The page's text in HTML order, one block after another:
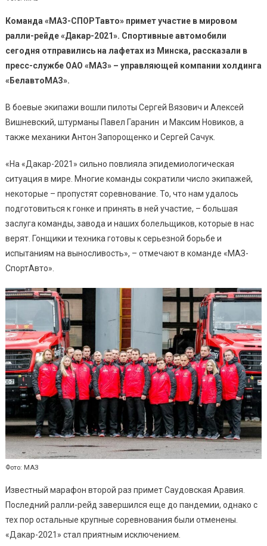
Команда «МАЗ-СПОРТавто» примет участие в мировом
ралли-рейде «Дакар-2021». Спортивные автомобили
сегодня отправились на лафетах из Минска, рассказали в
пресс-службе ОАО «МАЗ» – управляющей компании холдинга
«БелавтоМАЗ».
В боевые экипажи вошли пилоты Сергей Вязович и Алексей
Вишневский, штурманы Павел Гаранин и Максим Новиков, а
также механики Антон Запорощенко и Сергей Сачук.
«На «Дакар-2021» сильно повлияла эпидемиологическая
ситуация в мире. Многие команды сократили число экипажей,
некоторые – пропустят соревнование. То, что нам удалось
подготовиться к гонке и принять в ней участие, – большая
заслуга команды, завода и наших болельщиков, которые в нас
верят. Гонщики и техника готовы к серьезной борьбе и
испытаниям на выносливость», – отмечают в команде «МАЗ-
СпортАвто».
Фото: МАЗ
Известный марафон второй раз примет Саудовская Аравия.
Последний ралли-рейд завершился еще до пандемии, однако с
тех пор остальные крупные соревнования были отменены.
«Дакар-2021» стал приятным исключением.